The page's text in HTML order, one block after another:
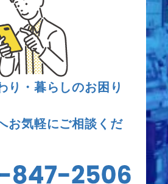
り・暮らしのお困り
お気軽にご相談くだ